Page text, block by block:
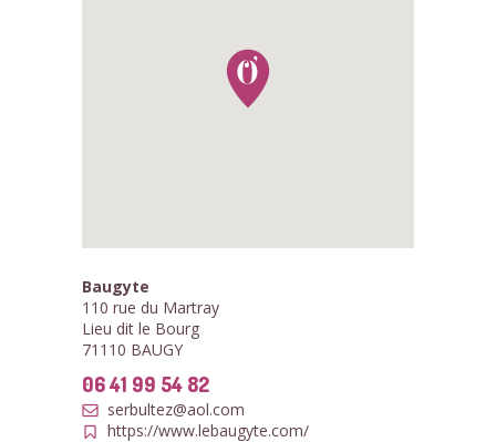
Baugyte
110 rue du Martray
Lieu dit le Bourg
71110 BAUGY
06 41 99 54 82
serbultez@aol.com
https://www.lebaugyte.com/